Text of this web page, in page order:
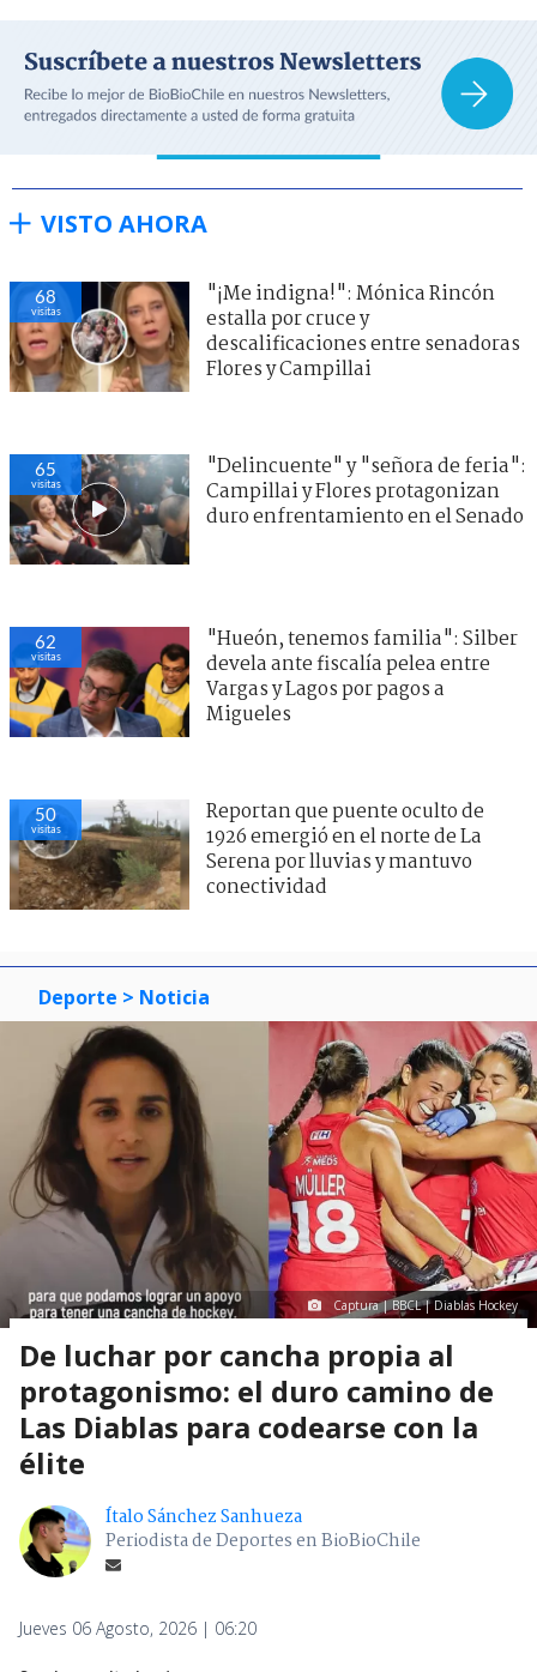
VISTO AHORA
68
visitas
"¡Me indigna!": Mónica Rincón
estalla por cruce y
descalificaciones entre senadoras
Flores y Campillai
65
visitas
"Delincuente" y "señora de feria":
Campillai y Flores protagonizan
duro enfrentamiento en el Senado
62
visitas
"Hueón, tenemos familia": Silber
devela ante fiscalía pelea entre
Vargas y Lagos por pagos a
Migueles
50
visitas
Reportan que puente oculto de
1926 emergió en el norte de La
Serena por lluvias y mantuvo
conectividad
Deporte > Noticia
Captura | BBCL | Diablas Hockey
De luchar por cancha propia al
protagonismo: el duro camino de
Las Diablas para codearse con la
élite
Ítalo Sánchez Sanhueza
Periodista de Deportes en BioBioChile
Jueves 06 Agosto, 2026 | 06:20